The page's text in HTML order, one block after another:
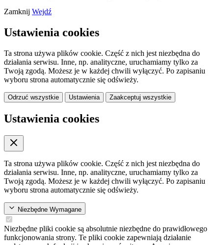
Zamknij Wejdź
Ustawienia cookies
Ta strona używa plików cookie. Część z nich jest niezbędna do
działania serwisu. Inne, np. analityczne, uruchamiamy tylko za
Twoją zgodą. Możesz je w każdej chwili wyłączyć. Po zapisaniu
wyboru strona automatycznie się odświeży.
Odrzuć wszystkie Ustawienia Zaakceptuj wszystkie
Ustawienia cookies
Ta strona używa plików cookie. Część z nich jest niezbędna do
działania serwisu. Inne, np. analityczne, uruchamiamy tylko za
Twoją zgodą. Możesz je w każdej chwili wyłączyć. Po zapisaniu
wyboru strona automatycznie się odświeży.
Niezbędne Wymagane
Niezbędne pliki cookie są absolutnie niezbędne do prawidłowego
funkcjonowania strony. Te pliki cookie zapewniają działanie